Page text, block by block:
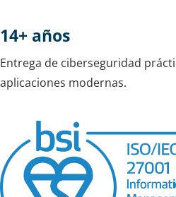
14+ años
Entrega de ciberseguridad
aplicaciones modernas.